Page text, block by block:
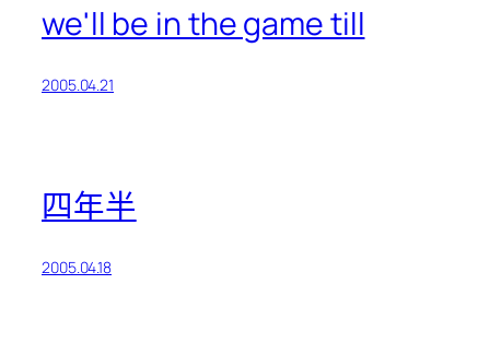
we'll be in the game till
2005.04.21
四年半
2005.04.18